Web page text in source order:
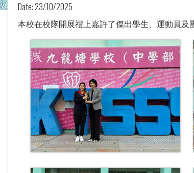
Date:23/10/2025
本校在校隊開展禮上嘉許了傑出學生、運動員及